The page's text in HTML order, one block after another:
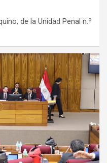
de la Unidad Penal n.º